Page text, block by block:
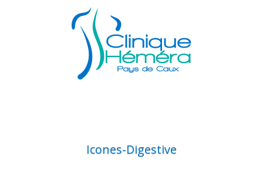
Icones-Digestive